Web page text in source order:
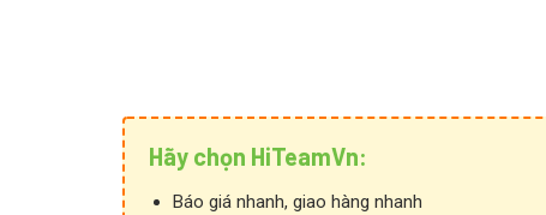
Hãy chọn HiTeamVn:
Báo giá nhanh, giao hàng nhanh